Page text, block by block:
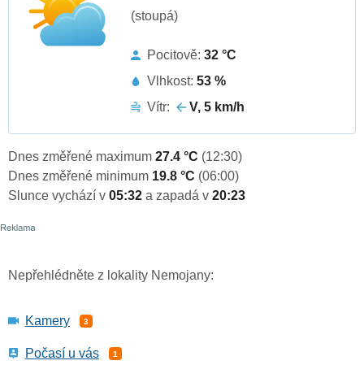
(stoupá)
Pocitově: 32 °C
Vlhkost: 53 %
Vítr:
V, 5 km/h
Dnes změřené maximum 27.4 °C (12:30)
Dnes změřené minimum 19.8 °C (06:00)
Slunce vychází v 05:32 a zapadá v 20:23
Nepřehlédněte z lokality Nemojany:
Kamery 3
Počasí u vás 1